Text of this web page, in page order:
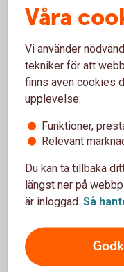
Räntan är rörlig och
ränteändring 2025-
När får jag
kommer pengarna att
vardagar före kl. 18:00.
Kan jag höja
välja att betala av dina
Höja bolån? Ring
Våra
Vi använder
tekniker för att
finns även cookies
upplevelse:
Funktioner,
Relevant
Du kan ta tillbaka
längst ner på
är inloggad. Så